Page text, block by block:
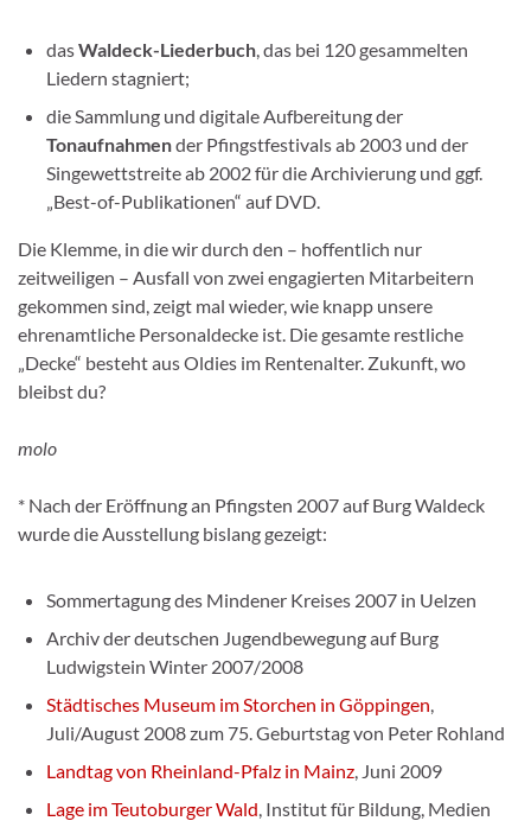
dasWaldeck-Liederbuch, das bei 120 gesammelten
Liedern stagniert;
die Sammlung und digitale Aufbereitung der
Tonaufnahmender Pfingstfestivals ab 2003 und der
Singewettstreite ab 2002 für die Archivierung und ggf.
„Best-of-Publikationen“ auf DVD.
Die Klemme, in die wir durch den – hoffentlich nur
zeitweiligen – Ausfall von zwei engagierten Mitarbeitern
gekommen sind, zeigt mal wieder, wie knapp unsere
ehrenamtliche Personaldecke ist. Die gesamte restliche
„Decke“ besteht aus Oldies im Rentenalter. Zukunft, wo
bleibst du?
molo
* Nach der Eröffnung an Pfingsten 2007 auf Burg Waldeck
wurde die Ausstellung bislang gezeigt:
Sommertagung des Mindener Kreises 2007 in Uelzen
Archiv der deutschen Jugendbewegung auf Burg
Ludwigstein Winter 2007/2008
Städtisches Museum im Storchen in Göppingen,
Juli/August 2008 zum 75. Geburtstag von Peter Rohland
Landtag von Rheinland-Pfalz in Mainz, Juni 2009
Lage im Teutoburger Wald, Institut für Bildung, Medien